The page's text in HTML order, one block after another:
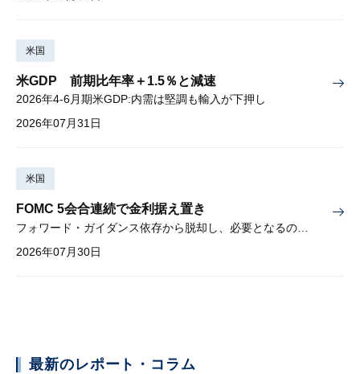
米国
米GDP 前期比年率＋1.5％と減速
2026年4-6月期米GDP:内需は堅調も輸入が下押し
2026年07月31日
米国
FOMC 5会合連続で金利据え置き
2026年07月30日
最新のレポート・コラム